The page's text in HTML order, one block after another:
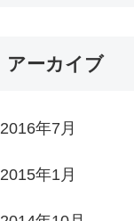
アーカイブ
2016年7月
2015年1月